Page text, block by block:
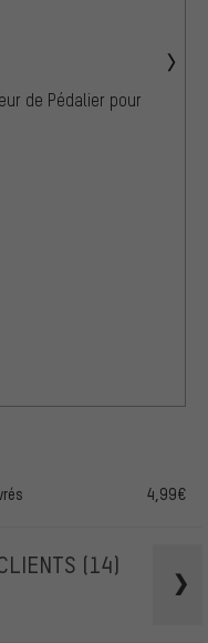
de Pédalier pour
4,99€
(14)